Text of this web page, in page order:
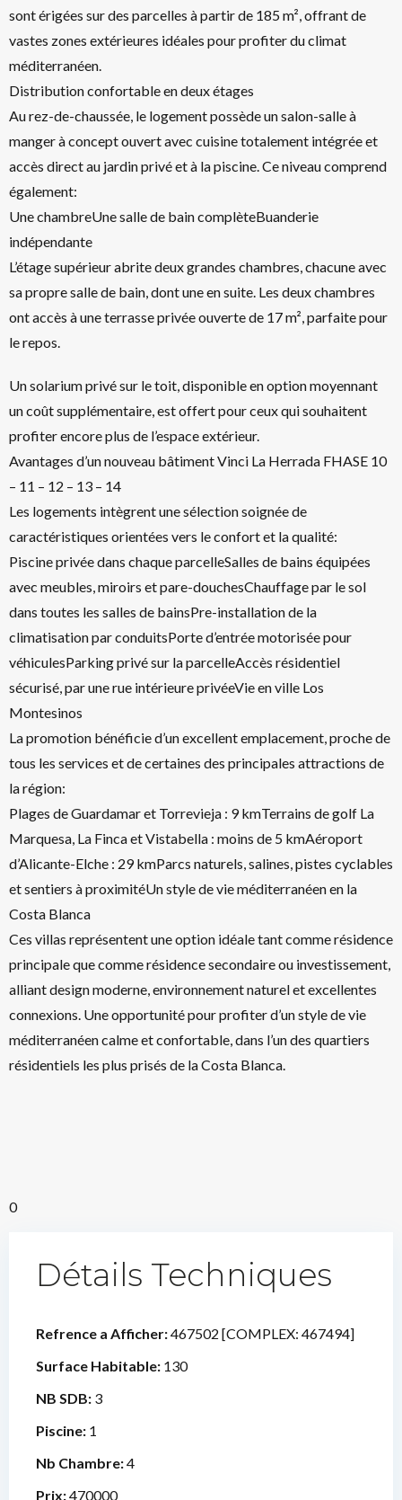
sont érigées sur des parcelles à partir de 185 m², offrant de
vastes zones extérieures idéales pour profiter du climat
méditerranéen.
Distribution confortable en deux étages
Au rez-de-chaussée, le logement possède un salon-salle à
manger à concept ouvert avec cuisine totalement intégrée et
accès direct au jardin privé et à la piscine. Ce niveau comprend
également:
Une chambreUne salle de bain complèteBuanderie
indépendante
L’étage supérieur abrite deux grandes chambres, chacune avec
sa propre salle de bain, dont une en suite. Les deux chambres
ont accès à une terrasse privée ouverte de 17 m², parfaite pour
le repos.
Un solarium privé sur le toit, disponible en option moyennant
un coût supplémentaire, est offert pour ceux qui souhaitent
profiter encore plus de l’espace extérieur.
Avantages d’un nouveau bâtiment Vinci La Herrada FHASE 10
– 11 – 12 – 13 – 14
Les logements intègrent une sélection soignée de
caractéristiques orientées vers le confort et la qualité:
Piscine privée dans chaque parcelleSalles de bains équipées
avec meubles, miroirs et pare-douchesChauffage par le sol
dans toutes les salles de bainsPre-installation de la
climatisation par conduitsPorte d’entrée motorisée pour
véhiculesParking privé sur la parcelleAccès résidentiel
sécurisé, par une rue intérieure privéeVie en ville Los
Montesinos
La promotion bénéficie d’un excellent emplacement, proche de
tous les services et de certaines des principales attractions de
la région:
Plages de Guardamar et Torrevieja : 9 kmTerrains de golf La
Marquesa, La Finca et Vistabella : moins de 5 kmAéroport
d’Alicante-Elche : 29 kmParcs naturels, salines, pistes cyclables
et sentiers à proximitéUn style de vie méditerranéen en la
Costa Blanca
Ces villas représentent une option idéale tant comme résidence
principale que comme résidence secondaire ou investissement,
alliant design moderne, environnement naturel et excellentes
connexions. Une opportunité pour profiter d’un style de vie
méditerranéen calme et confortable, dans l’un des quartiers
résidentiels les plus prisés de la Costa Blanca.
0
Détails Techniques
Refrence a Afficher:467502 [COMPLEX: 467494]
Surface Habitable: 130
NB SDB: 3
Piscine: 1
Nb Chambre:4
Prix:470000